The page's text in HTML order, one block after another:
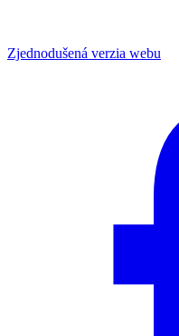
Zjednodušená verzia webu